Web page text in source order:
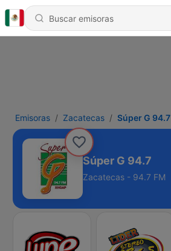
Emisoras Zacatecas Súper G 94.7
Súper G 94.7
Zacatecas - 94.7 FM